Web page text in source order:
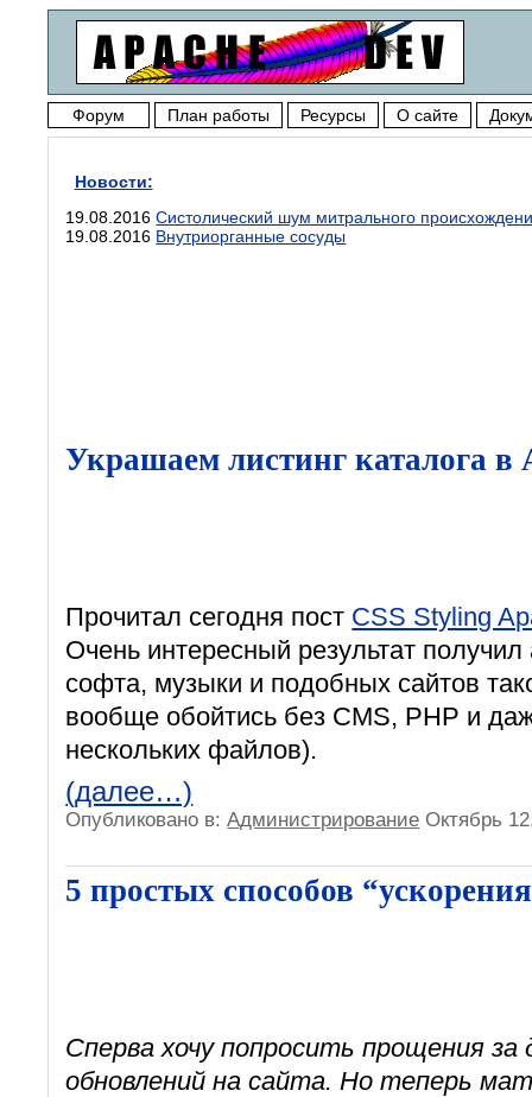
Форум План работы Ресурсы О сайте
Новости:
19.08.2016Систолический шум митрального
19.08.2016 Внутриорганные сосуды
Украшаем листинг каталога в
Прочитал сегодня пост CSS Styling
Очень интересный результат
софта, музыки и подобных сайтов
вообще обойтись без CMS, PHP и
нескольких файлов).
(далее…)
Опубликовано в:Администрирование Октябрь
5 простых способов
Сперва хочу попросить прощения
обновлений на сайта. Но теперь